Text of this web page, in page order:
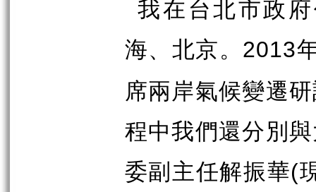
我在台北市政
海、北京。
2013
席兩岸氣候變遷
程中我們還分別
委副主任解振華(